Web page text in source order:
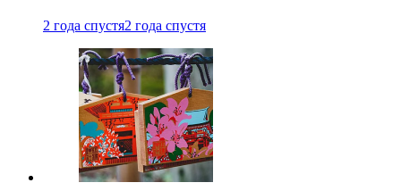
2 года спустя2 года спустя